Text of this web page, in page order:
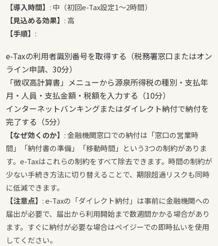
【導入時間】 : 中（初回e-Tax設定1〜2時間）
【見込める効果】 : 高
【手順】 :
e-Taxの利用者識別番号を取得する（税務署窓口またはオン
ライン申請、30分）
「徴収高計算書」メニューから源泉所得税の種別・支払年
月・人員・支払金額・税額を入力する（10分）
インターネットバンキングまたはダイレクト納付で納付を
完了する（5分）
【なぜ効くのか】 : 金融機関窓口での納付は「窓口の営業時
間」「納付書の準備」「移動時間」という3つの制約がありま
す。e-Taxはこれらの制約をすべて除去できます。時間の制約が
少ない手続き方法に切り替えることで、期限超過リスクも同時
に低減できます。
【注意点】 : e-Taxの「ダイレクト納付」は事前に金融機関への
届出が必要で、届出から利用開始まで数週間かかる場合があり
ます。すぐに納付が必要な場合はペイジーでの即時払いを使用
してください。